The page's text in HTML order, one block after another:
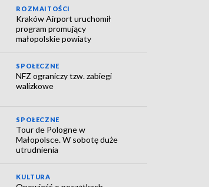
ROZMAITOŚCI
Kraków Airport uruchomił
program promujący
małopolskie powiaty
SPOŁECZNE
NFZ ograniczy tzw. zabiegi
walizkowe
SPOŁECZNE
Tour de Pologne w
Małopolsce. W sobotę duże
utrudnienia
KULTURA